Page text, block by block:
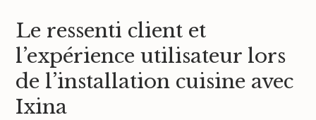
Le ressenti client et
l’expérience utilisateur lors
de l’installation cuisine avec
Ixina